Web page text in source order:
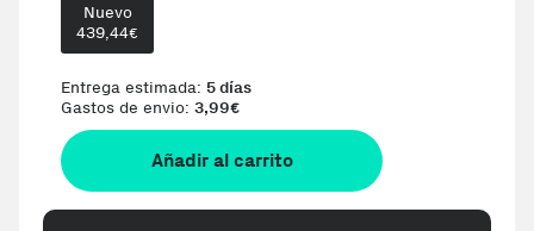
Nuevo
439,44€
Entrega estimada: 5 días
Gastos de envio: 3,99€
Añadir al carrito